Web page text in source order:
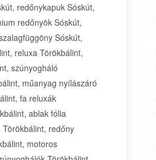
redőnykapuk Sóskút,
redőnyök Sóskút,
Sóskút,
reluxa Törökbálint,
szúnyogháló
műanyag nyílászáró
fa reluxák
ablak fólia
redőny
motoros